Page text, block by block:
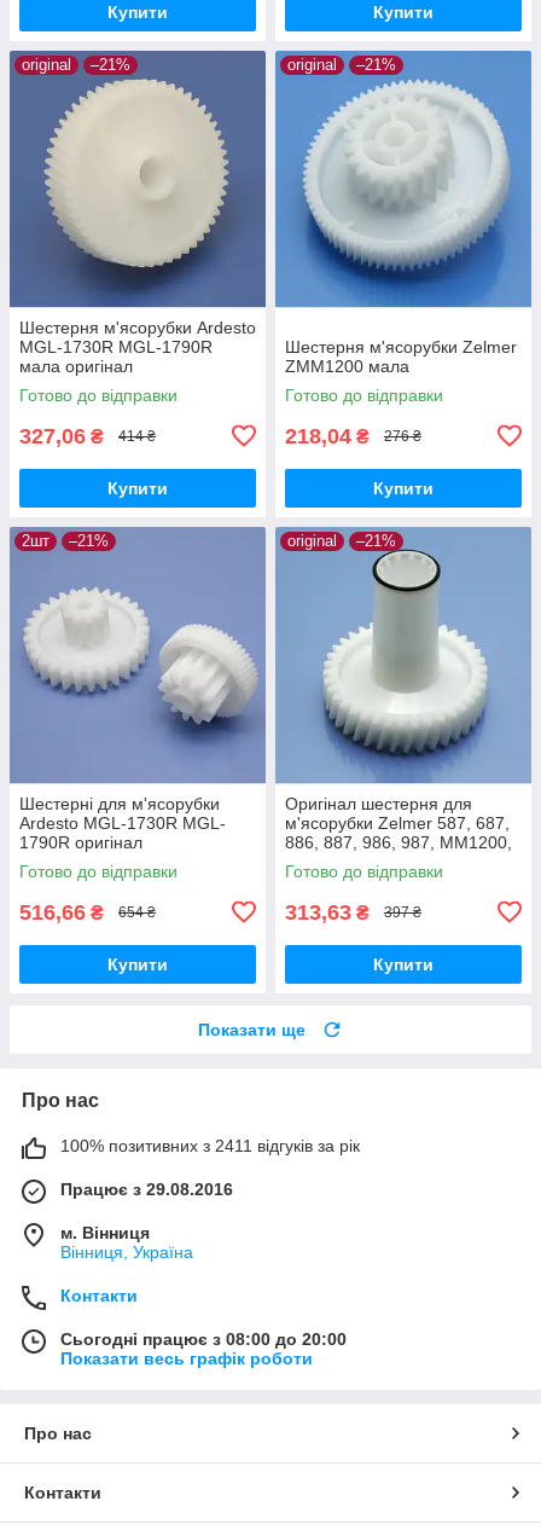
Купити Купити
original –21%
Шестерня м'ясорубки Ardesto
MGL-1730R MGL-1790R
мала оригінал
Готово до відправки
327,06 ₴ 414 ₴
Купити
original –21%
Шестерня м'ясорубки Zelmer
ZMM1200 мала
Готово до відправки
218,04 ₴ 276 ₴
Купити
2шт –21%
Шестерні для м'ясорубки
Ardesto MGL-1730R MGL-
1790R оригінал
Готово до відправки
516,66 ₴ 654 ₴
Купити
original –21%
Оригінал шестерня для
м'ясорубки Zelmer 587, 687,
886, 887, 986, 987, MM1200,
MM1000, MM2000 приводна
велика біла харчовий пластик
Готово до відправки
313,63 ₴ 397 ₴
Купити
Показати ще
Про нас
100% позитивних з 2411 відгуків за рік
Працює з 29.08.2016
м. Вінниця
Вінниця, Україна
Контакти
Сьогодні працює з 08:00 до 20:00
Показати весь графік роботи
Про нас
Контакти